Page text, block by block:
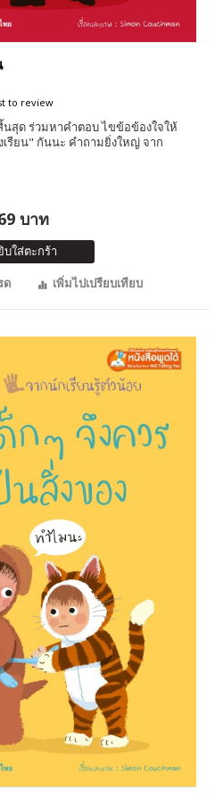
to review
สุด ร่วมหาคำตอบ ไขข้อข้องใจให้
เรียน" กันนะ คำถามยิ่งใหญ่ จาก
บาท
บใส่ตะกร้า
ด
เพิ่มไปเปรียบเทียบ